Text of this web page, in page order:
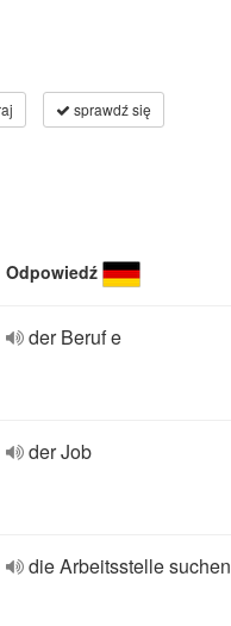
sprawdź się
Odpowiedź
der Beruf e
der Job
die Arbeitsstelle suchen